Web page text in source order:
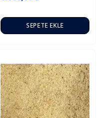
SEPETE EKLE